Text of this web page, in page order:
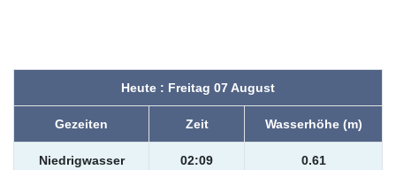
Heute : Freitag 07 August
Gezeiten Zeit Wasserhöhe (m)
Niedrigwasser 02:09 0.61